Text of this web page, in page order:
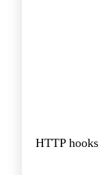
HTTP hooks